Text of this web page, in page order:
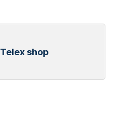
Telex shop